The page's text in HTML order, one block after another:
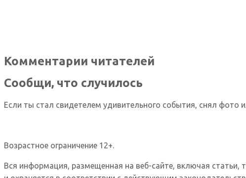
Комментарии читателей
Сообщи, что случилось
Если ты стал свидетелем удивительного события, снял
Возрастное ограничение 12+.
Вся информация, размещенная на веб-сайте, включая